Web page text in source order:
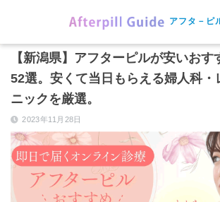
アフタ－ピ
【新潟県】アフターピルが安いおす
52選。安くて当日もらえる婦人科・
ニックを厳選。
2023年11月28日